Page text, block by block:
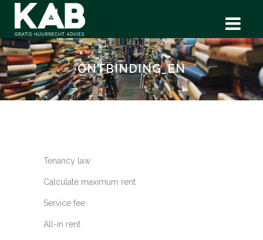
ONTBINDING_EN
Tenancy law
Calculate maximum rent
Service fee
All-in rent